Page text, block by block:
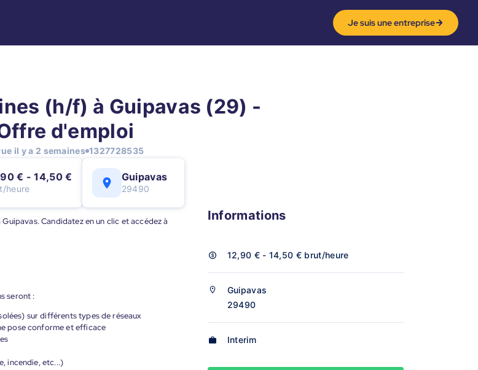
Je suis une entreprise
(h/f) à Guipavas (29) -
d'emploi
il y a 2 semaines 1327728535
€ - 14,50 €
heure
Guipavas
29490
Candidatez en un clic et accédez à
seront :
sur différents types de réseaux
pose conforme et efficace
incendie, etc...)
Informations
12,90 € - 14,50 € brut/heure
Guipavas
29490
Interim